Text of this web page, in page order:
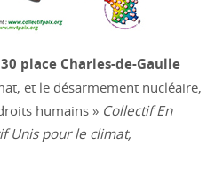
place Charles-de-Gaulle
et le désarmement nucléaire,
humains » Collectif En
Unis pour le climat,